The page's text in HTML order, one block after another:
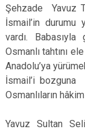
Şehzade Yavuz
İsmail’in
vardı.
Osmanlı tahtını
Anadolu’ya
İsmail’i bozguna
Osmanlıların
Yavuz Sultan